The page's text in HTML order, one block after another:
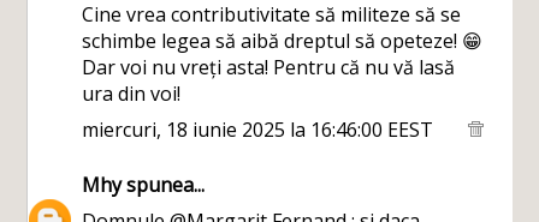
Cine vrea contributivitate să militeze să se
schimbe legea să aibă dreptul să opeteze! 😁
Dar voi nu vreți asta! Pentru că nu vă lasă
ura din voi!
miercuri, 18 iunie 2025 la 16:46:00 EEST
Mhyspunea...